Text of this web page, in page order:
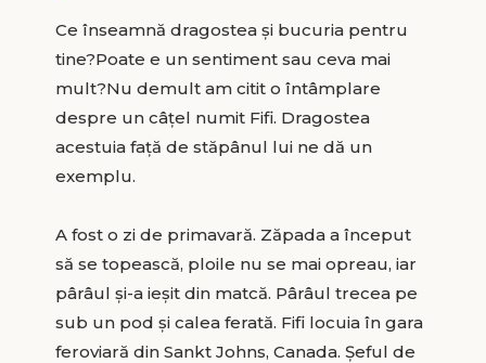
Ce înseamnă dragostea și bucuria pentru
tine?Poate e un sentiment sau ceva mai
mult?Nu demult am citit o întâmplare
despre un câțel numit Fifi. Dragostea
acestuia față de stăpânul lui ne dă un
exemplu.
A fost o zi de primavară. Zăpada a început
să se topească, ploile nu se mai opreau, iar
pârâul și-a ieșit din matcă. Pârâul trecea pe
sub un pod și calea ferată. Fifi locuia în gara
feroviară din Sankt Johns, Canada. Șeful de